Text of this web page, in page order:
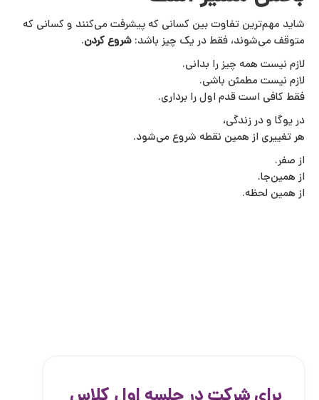
شاید مهم‌ترین تفاوت بین کسانی که پیشرفت می‌کنند و کسانی که
متوقف می‌شوند، فقط در یک چیز باشد: شروع کردن.
لازم نیست همه چیز را بدانی.
لازم نیست مطمئن باشی.
فقط کافی است قدم اول را برداری.
در یوگا و در زندگی،
هر تغییری از همین نقطه شروع می‌شود.
از صفر.
از همین‌جا.
از همین لحظه.